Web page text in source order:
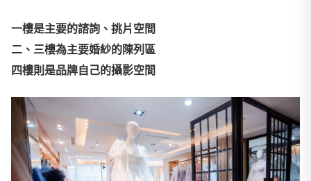
一樓是主要的諮詢、挑片空間
二、三樓為主要婚紗的陳列區
四樓則是品牌自己的攝影空間